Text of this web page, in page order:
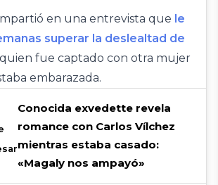
en una entrevista que le
superar la deslealtad de
quien fue captado con otra mujer
embarazada.
Conocida exvedette revela
romance con Carlos Vílchez
mientras estaba casado:
«Magaly nos ampayó»